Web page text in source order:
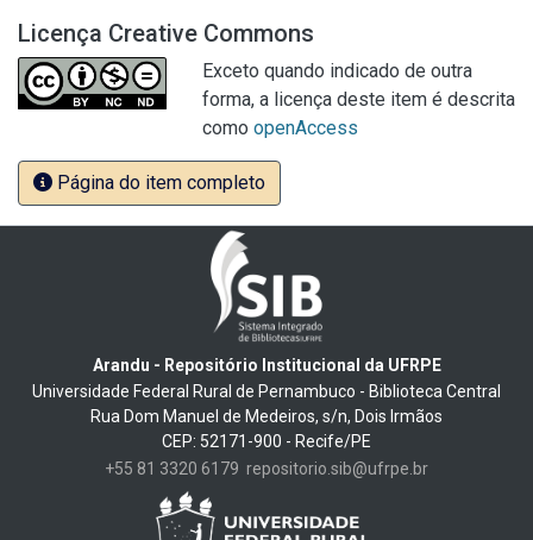
Licença Creative Commons
Exceto quando indicado de outra
forma, a licença deste item é descrita
como openAccess
Página do item completo
Arandu - Repositório Institucional da UFRPE
Universidade Federal Rural de Pernambuco - Biblioteca Central
Rua Dom Manuel de Medeiros, s/n, Dois Irmãos
CEP: 52171-900 - Recife/PE
+55 81 3320 6179 repositorio.sib@ufrpe.br